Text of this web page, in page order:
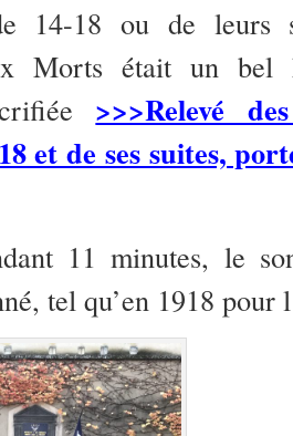
14-18 ou de leurs
Morts était un bel
>>>Relevé
et de ses suites,
11 minutes, le
tel qu’en 1918 pour